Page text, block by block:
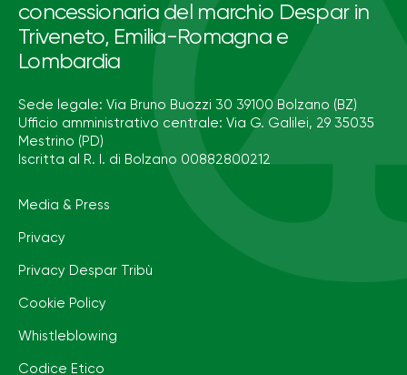
concessionaria del marchio Despar in
Triveneto, Emilia-Romagna e
Lombardia
Sede legale: Via Bruno Buozzi 30 39100 Bolzano (BZ)
Ufficio amministrativo centrale: Via G. Galilei, 29 35035
Mestrino (PD)
Iscritta al R. I. di Bolzano 00882800212
Media & Press
Privacy
Privacy Despar Tribù
Cookie Policy
Whistleblowing
Codice Etico